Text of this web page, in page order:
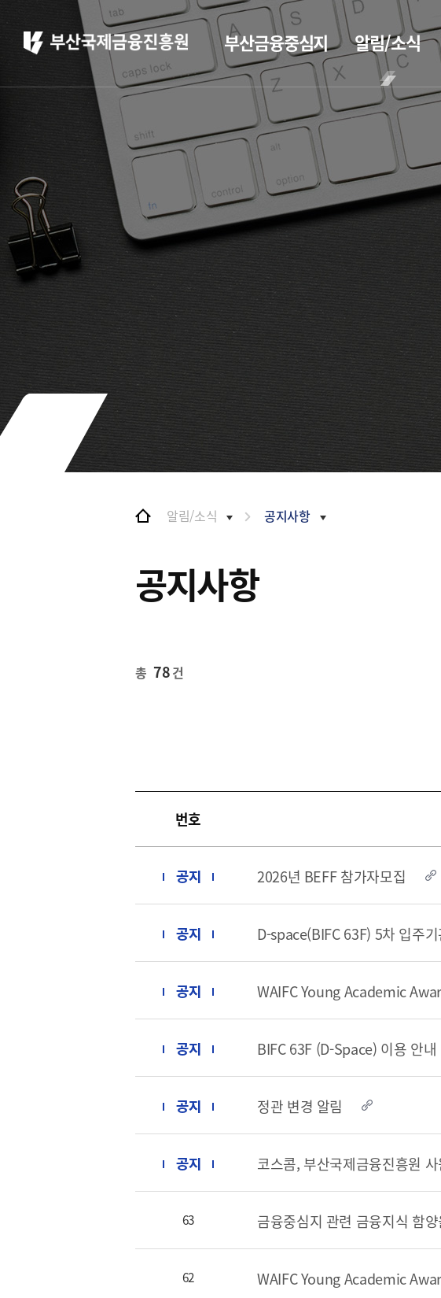
부산 소개
부산소개
주요 산업현황
정주환경
협력
해외금융도시협력
사원기관
유관기관
보고서
2026
2025
2024
BIFC금융강좌
신청
조회/취소
연간운영 계획표
부산금융중심지
부산 소개
부산소개
주요 산업현황
정주환경
홍보
홍보 브로슈어
부산금융중심지 소
개
부산금융중심지 정책
금융중심지 지정경과
및 특화금융중심지
금융생태계 조성
BIFC 입주환경 소개
인센티브 및 관련법규
협력
해외금융도시협력
알림/소식
공지사항
보도자료
2026
2025
2024
2023
2020
진흥원 소식
새소식
언론보도
알림/소식 공지사항
공지사항
총 78건
번호
2026년 BEFF 참가자모집
D-space(BIFC 63F) 5차 입주
WAIFC Young Academic
BIFC 63F (D-Space) 이용 안내
정관 변경 알림
코스콤, 부산국제금융진흥원
63
62 WAIFC Young Academic